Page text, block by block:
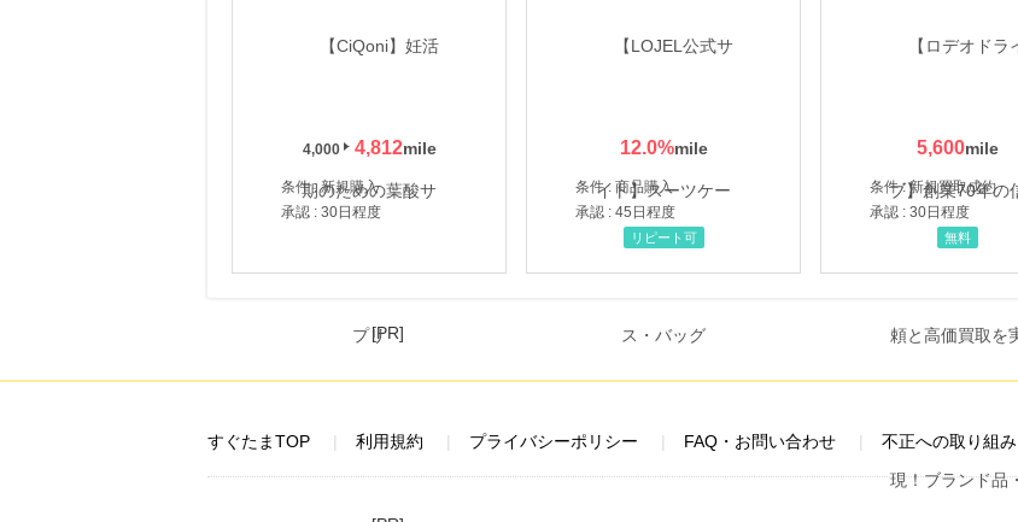
4,000 4,812
条件 : 新規購入
承認 : 30日程度
12.0%
条件 : 商品購入
承認 : 45日程度
リピート可
5,600
条件 : 新規買取成約
承認 : 30日程度
無料
[PR]
すぐたまTOP 利用規約 プライバシーポリシー FAQ・お問い合わせ 不正への取り組み